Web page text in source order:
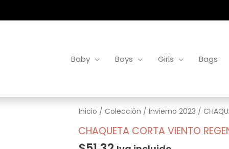
Baby Boys Girls Bags
Inicio / Colección / Invierno 2023 /
CHAQUETA CORTA VIENTO
CHAQUETA
CORTA